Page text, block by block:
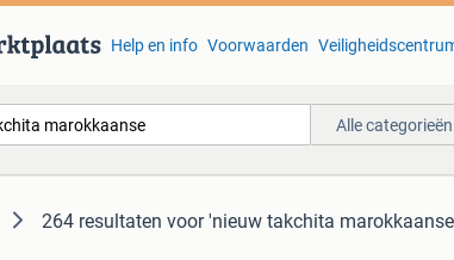
Help en info Voorwaarden
Alle
264 resultaten voor 'nieuw takchita